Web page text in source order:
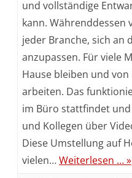
und vollständige
kann. Währenddessen
jeder Branche, sich an
anzupassen. Für viele
Hause bleiben und
arbeiten. Das
im Büro stattfindet
und Kollegen über
Diese Umstellung auf
vielen…Weiterlesen … »